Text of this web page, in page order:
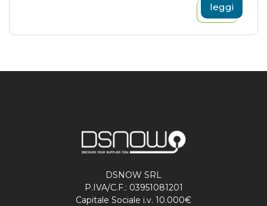
leggi
DSNOW SRL
P.IVA/C.F.: 03951081201
Capitale Sociale i.v. 10.000€